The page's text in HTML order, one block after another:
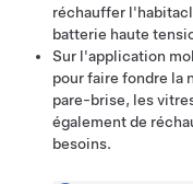
réchauffer
batterie haute
Sur l'application
pour faire fondre la
pare-brise, les
également de
besoins.